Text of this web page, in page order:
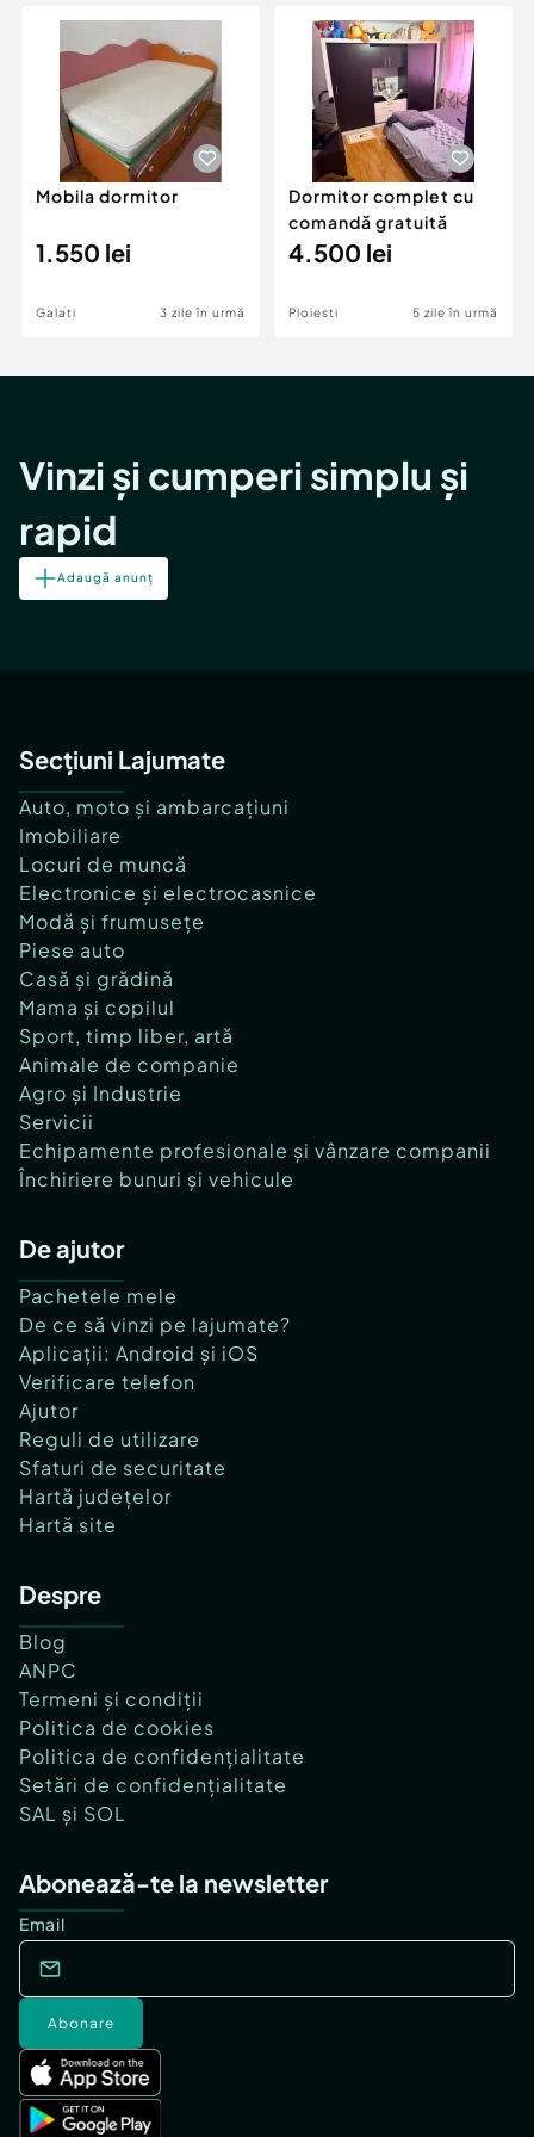
Animale de companie
Afaceri și echipamente profesionale
Inchiriere Bunuri si Vehicule
Utilaje agricole si industriale
Piese auto si accesorii
Dacia Duster
Mobila dormitor
1.550 lei
Galati 3 zile în urmă
Dormitor complet cu
comandă gratuită
4.500 lei
Ploiesti 5 zile în urmă
Vinzi și cumperi simplu și
rapid
Adaugă anunț
Secțiuni Lajumate
Auto, moto și ambarcațiuni
Imobiliare
Locuri de muncă
Electronice și electrocasnice
Modă și frumusețe
Piese auto
Casă și grădină
Mama și copilul
Sport, timp liber, artă
Animale de companie
Agro și Industrie
Servicii
Echipamente profesionale și vânzare companii
Închiriere bunuri și vehicule
De ajutor
Pachetele mele
De ce să vinzi pe lajumate?
Aplicații: Android și iOS
Verificare telefon
Ajutor
Reguli de utilizare
Sfaturi de securitate
Hartă județelor
Hartă site
Despre
Blog
ANPC
Termeni și condiții
Politica de cookies
Politica de confidențialitate
Setări de confidențialitate
SAL și SOL
Abonează-te la newsletter
Email
Abonare